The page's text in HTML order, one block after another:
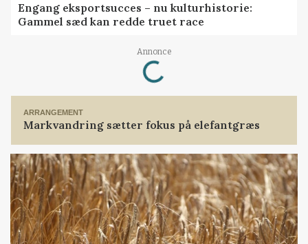
Engang eksportsucces – nu kulturhistorie:
Gammel sæd kan redde truet race
Annonce
Loading...
ARRANGEMENT
Markvandring sætter fokus på elefantgræs